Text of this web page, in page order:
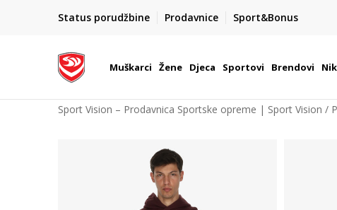
Status porudžbine Prodavnice Sport&Bonus
POZOVITE NAS NA : 055/490-400
Pon-Pet od 9h - 16h
Muškarci Žene Djeca Sportovi Brendovi
Sport Vision – Prodavnica Sportske opreme | Sport Vision